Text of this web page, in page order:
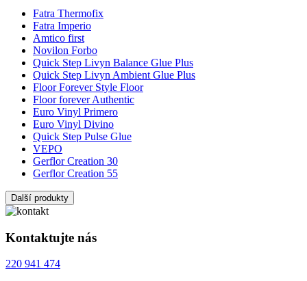
Fatra Thermofix
Fatra Imperio
Amtico first
Novilon Forbo
Quick Step Livyn Balance Glue Plus
Quick Step Livyn Ambient Glue Plus
Floor Forever Style Floor
Floor forever Authentic
Euro Vinyl Primero
Euro Vinyl Divino
Quick Step Pulse Glue
VEPO
Gerflor Creation 30
Gerflor Creation 55
Další produkty
Kontaktujte nás
220 941 474